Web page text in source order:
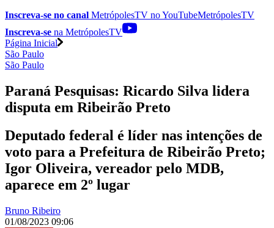
Inscreva-se no canal MetrópolesTV noYouTubeMetrópolesTV
Inscreva-se na MetrópolesTV
Página Inicial
São Paulo
São Paulo
Paraná Pesquisas: Ricardo Silva lidera
disputa em Ribeirão Preto
Deputado federal é líder nas intenções de
voto para a Prefeitura de Ribeirão Preto;
Igor Oliveira, vereador pelo MDB,
aparece em 2º lugar
Bruno Ribeiro
01/08/2023 09:06